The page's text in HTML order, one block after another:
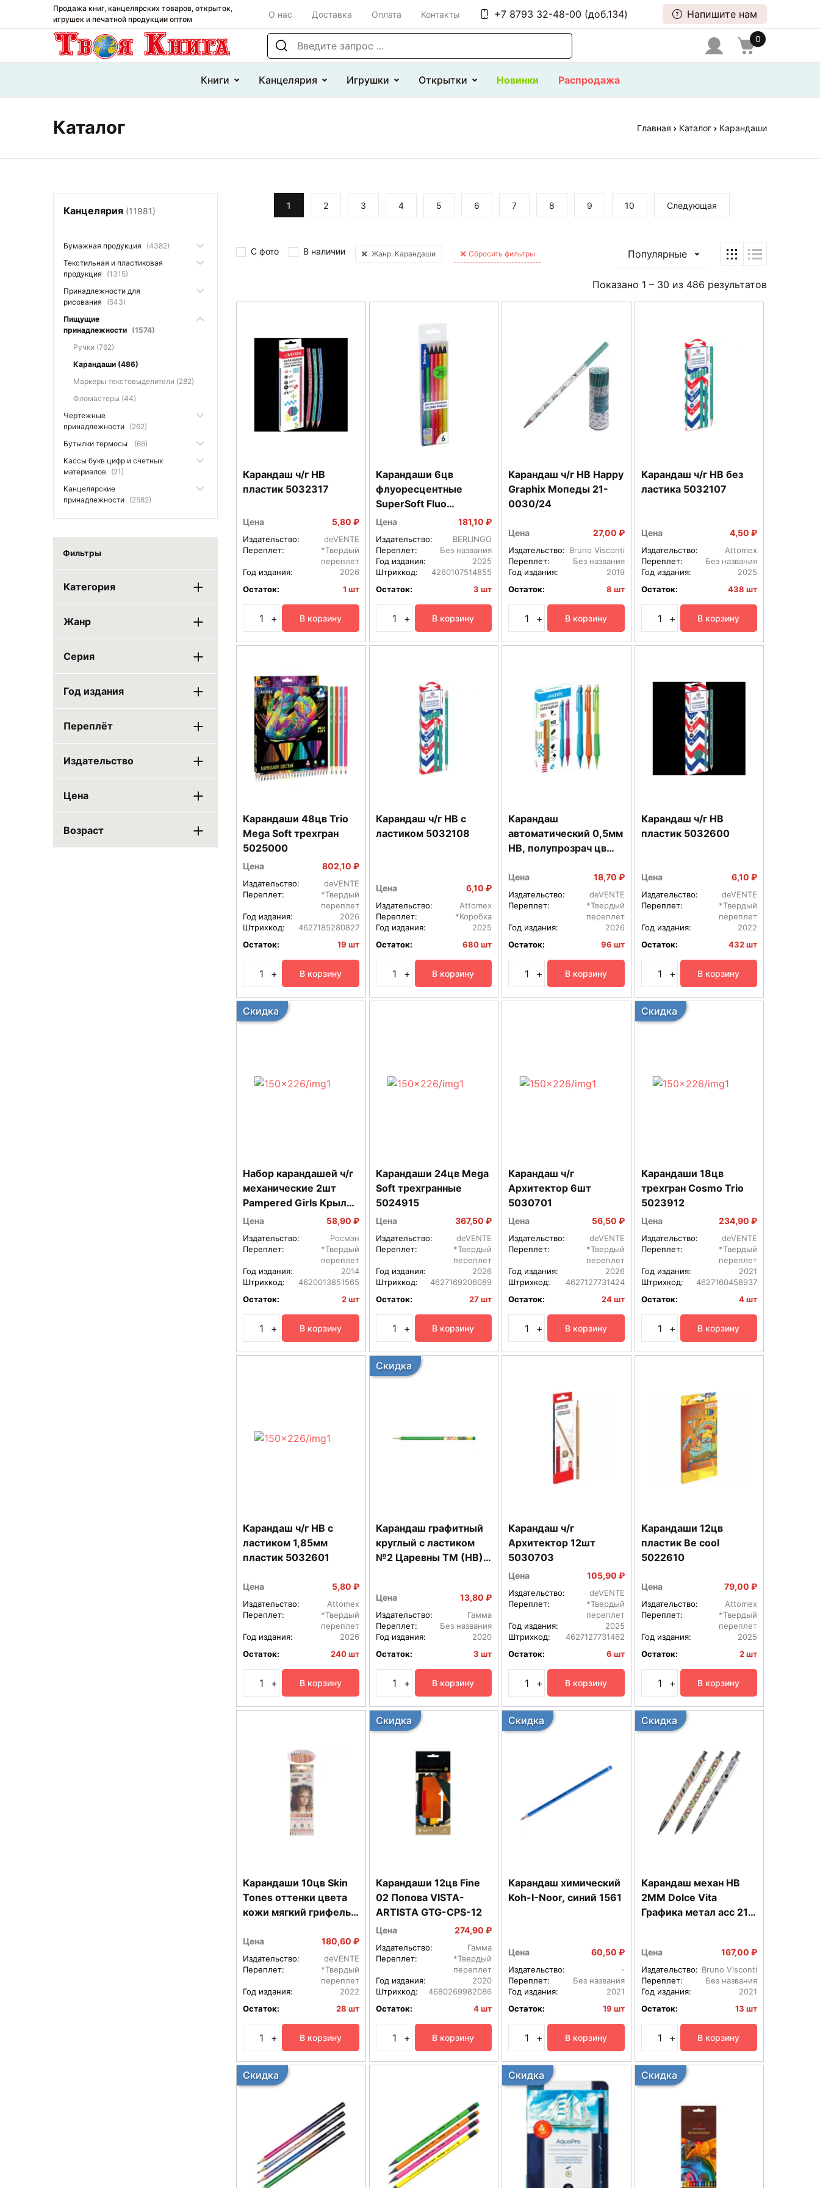
Продажа книг, канцелярских товаров, открыток,
игрушек и печатной продукции оптом
О нас Доставка Оплата Контакты +7 8793 32-48-00 (доб.134) Напишите нам
Поиск по сайту 0
Книги Канцелярия Игрушки Открытки Новинки Распродажа
Каталог Главная Каталог Карандаши
Канцелярия (11981)
Бумажная продукция
(4382)
Текстильная и пластиковая
продукция
(1315)
Принадлежности для
рисования
(543)
Пищущие
принадлежности (1574)
Ручки (762)
Карандаши (486)
Маркеры текстовыделители (282)
Фломастеры (44)
Чертежные
принадлежности (262)
Бутылки термосы
(66)
Кассы букв цифр и счетных
материалов
(21)
Канцелярские
принадлежности (2582)
Фильтры
Категория
Жанр
Серия
Год издания
Переплёт
Издательство
Цена
Возраст
1 2 3 4 5 6 7 8 9 10 Следующая
С фото В наличии Жанр: Карандаши Сбросить фильтры Популярные
Показано 1 – 30 из 486 результатов
Карандаш ч/г HB
пластик 5032317
Цена 5,80 ₽
Издательство:
deVENTE
Переплет:
*Твердый
переплет
Год издания:
2026
Остаток:
1 шт
+ В корзину
Карандаши 6цв
флуоресцентные
SuperSoft Fluo
трехгран SSF0506
Цена 181,10 ₽
Издательство:
BERLINGO
Переплет:
Без названия
Год издания:
2025
Штрихкод:
4260107514855
Остаток:
3 шт
+ В корзину
Карандаш ч/г НВ Happy
Graphix Мопеды 21-
0030/24
Цена 27,00 ₽
Издательство: Bruno Visconti
Переплет:
Без названия
Год издания:
2019
Остаток:
8 шт
+ В корзину
Карандаш ч/г HB без
ластика 5032107
Цена 4,50 ₽
Издательство:
Attomex
Переплет:
Без названия
Год издания:
2025
Остаток:
438 шт
+ В корзину
Карандаши 48цв Trio
Mega Soft трехгран
5025000
Цена 802,10 ₽
Издательство:
deVENTE
Переплет:
*Твердый
переплет
Год издания:
2026
Штрихкод:
4627185280827
Остаток:
19 шт
+ В корзину
Карандаш ч/г HB с
ластиком 5032108
Цена 6,10 ₽
Издательство:
Attomex
Переплет:
*Коробка
Год издания:
2025
Остаток:
680 шт
+ В корзину
Карандаш
автоматический 0,5мм
НВ, полупрозрач цв
Цена 18,70 ₽
Издательство:
deVENTE
Переплет:
*Твердый
переплет
Год издания:
2026
Остаток:
96 шт
+ В корзину
Карандаш ч/г HB
пластик 5032600
Цена 6,10 ₽
Издательство:
deVENTE
Переплет:
*Твердый
переплет
Год издания:
2022
Остаток:
432 шт
+ В корзину
Скидка
Набор карандашей ч/г
механические 2шт
Pampered Girls Крылья
22730
Цена 58,90 ₽
Издательство:
Росмэн
Переплет:
*Твердый
переплет
Год издания:
2014
Штрихкод:
4620013851565
Остаток:
2 шт
+ В корзину
Карандаши 24цв Mega
Soft трехгранные
5024915
Цена 367,50 ₽
Издательство:
deVENTE
Переплет:
*Твердый
переплет
Год издания:
2026
Штрихкод:
4627169206089
Остаток:
27 шт
+ В корзину
Карандаш ч/г
Архитектор 6шт
5030701
Цена 56,50 ₽
Издательство:
deVENTE
Переплет:
*Твердый
переплет
Год издания:
2026
Штрихкод:
4627127731424
Остаток:
24 шт
+ В корзину
Скидка
Карандаши 18цв
трехгран Cosmo Trio
5023912
Цена 234,90 ₽
Издательство:
deVENTE
Переплет:
*Твердый
переплет
Год издания:
2021
Штрихкод:
4627160458937
Остаток:
4 шт
+ В корзину
Карандаш ч/г HB с
ластиком 1,85мм
пластик 5032601
Цена 5,80 ₽
Издательство:
Attomex
Переплет:
*Твердый
переплет
Год издания:
2026
Остаток:
240 шт
+ В корзину
Скидка
Карандаш графитный
круглый с ластиком
№2 Царевны ТМ (HB)
Цена 13,80 ₽
Издательство:
Гамма
Переплет:
Без названия
Год издания:
2020
Остаток:
3 шт
+ В корзину
Карандаш ч/г
Архитектор 12шт
5030703
Цена 105,90 ₽
Издательство:
deVENTE
Переплет:
*Твердый
переплет
Год издания:
2025
Штрихкод:
4627127731462
Остаток:
6 шт
+ В корзину
Карандаши 12цв
пластик Be cool
5022610
Цена 79,00 ₽
Издательство:
Attomex
Переплет:
*Твердый
переплет
Год издания:
2025
Остаток:
2 шт
+ В корзину
Карандаши 10цв Skin
Tones оттенки цвета
кожи мягкий грифель
5022011/ 5022122
Цена 180,60 ₽
Издательство:
deVENTE
Переплет:
*Твердый
переплет
Год издания:
2022
Остаток:
28 шт
+ В корзину
Скидка
Карандаши 12цв Fine
02 Попова VISTA-
ARTISTA GTG-CPS-12
Цена 274,90 ₽
Издательство:
Гамма
Переплет:
*Твердый
переплет
Год издания:
2020
Штрихкод:
4680269982086
Остаток:
4 шт
+ В корзину
Скидка
Карандаш химический
Koh-I-Noor, синий 1561
Цена 60,50 ₽
Издательство:
-
Переплет:
Без названия
Год издания:
2021
Остаток:
19 шт
+ В корзину
Скидка
Карандаш механ HB
2ММ Dolce Vita
Графика метал асс 21-
Цена 167,00 ₽
Издательство: Bruno Visconti
Переплет:
Без названия
Год издания:
2021
Остаток:
13 шт
+ В корзину
Скидка Скидка Скидка